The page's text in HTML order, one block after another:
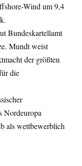
Wind um 9,4
Bundeskartellamt
Mundt weist
der größten
die
Nordeuropa
als wettbewerblich